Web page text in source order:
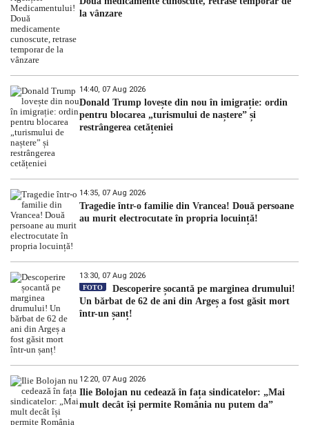
la vânzare
14:40, 07 Aug 2026
Donald Trump lovește din nou în imigrație: ordin
pentru blocarea „turismului de naștere” și
restrângerea cetățeniei
14:35, 07 Aug 2026
Tragedie într-o familie din Vrancea! Două persoane
au murit electrocutate în propria locuință!
13:30, 07 Aug 2026
FOTO
Descoperire șocantă pe marginea drumului!
Un bărbat de 62 de ani din Argeș a fost găsit mort
într-un șanț!
12:20, 07 Aug 2026
Ilie Bolojan nu cedează în fața sindicatelor: „Mai
mult decât își permite România nu putem da”